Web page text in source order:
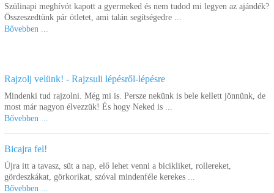
Szülinapi meghívót kapott a gyermeked és nem tudod mi legyen az ajándék?
Összeszedtünk pár ötletet, ami talán segítségedre ...
Bővebben ...
Rajzolj velünk! - Rajzsuli lépésről-lépésre
Mindenki tud rajzolni. Még mi is. Persze nekünk is bele kellett jönnünk, de
most már nagyon élvezzük! És hogy Neked is ...
Bővebben ...
Bicajra fel!
Újra itt a tavasz, süt a nap, elő lehet venni a bicikliket, rollereket,
gördeszkákat, görkorikat, szóval mindenféle kerekes ...
Bővebben ...